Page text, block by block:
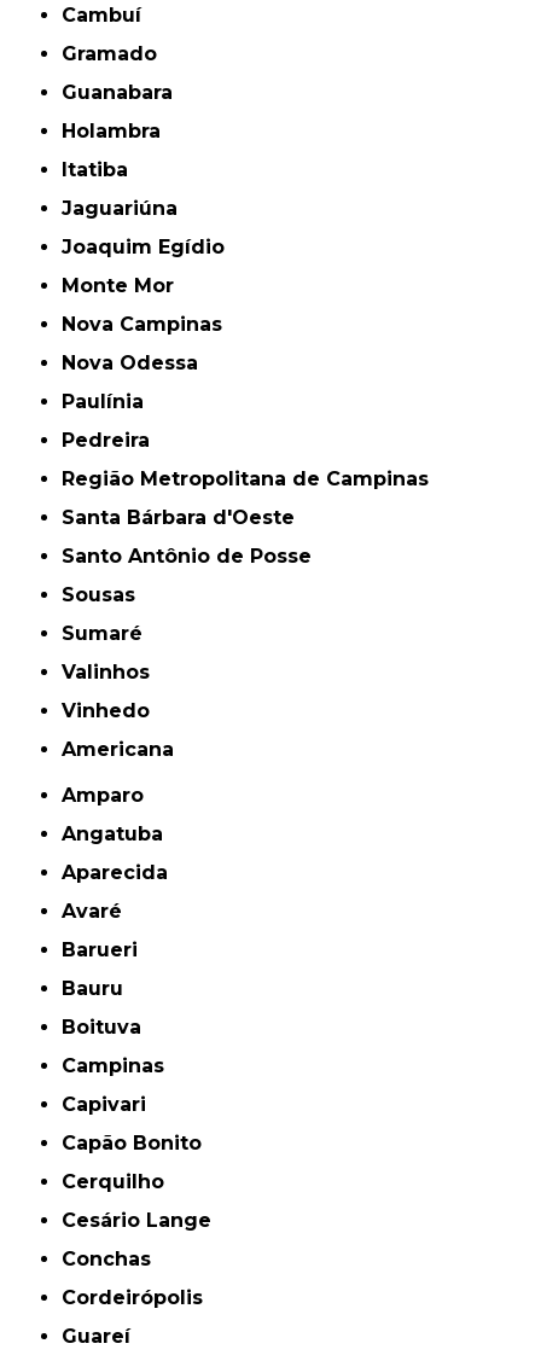
Cambuí
Gramado
Guanabara
Holambra
Itatiba
Jaguariúna
Joaquim Egídio
Monte Mor
Nova Campinas
Nova Odessa
Paulínia
Pedreira
Região Metropolitana de Campinas
Santa Bárbara d'Oeste
Santo Antônio de Posse
Sousas
Sumaré
Valinhos
Vinhedo
americana
Amparo
Angatuba
Aparecida
Avaré
Barueri
Bauru
Boituva
Campinas
Capivari
Capão Bonito
Cerquilho
Cesário Lange
Conchas
Cordeirópolis
Guareí